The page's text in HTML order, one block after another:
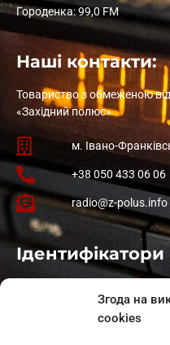
Згода на
cookies
Городенка: 99,0 FM
Наші контакти:
Товариство з обмеженою
«Західний полюс»
м. Івано-
+38 050 433 06 06
radio@z-polus.info
Ідентифікатори
: L11-01410
: L11-01801